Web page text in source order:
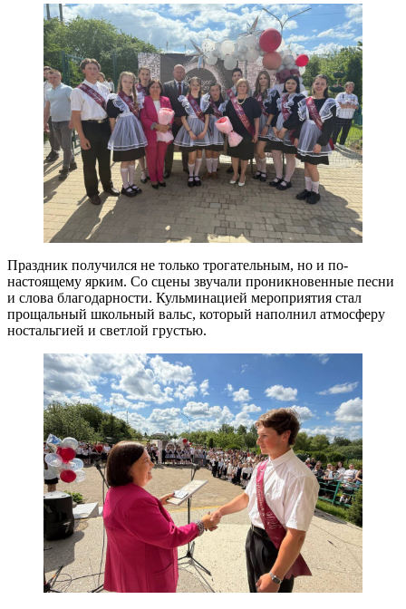
Праздник получился не только трогательным, но и по-
настоящему ярким. Со сцены звучали проникновенные песни
и слова благодарности. Кульминацией мероприятия стал
прощальный школьный вальс, который наполнил атмосферу
ностальгией и светлой грустью.